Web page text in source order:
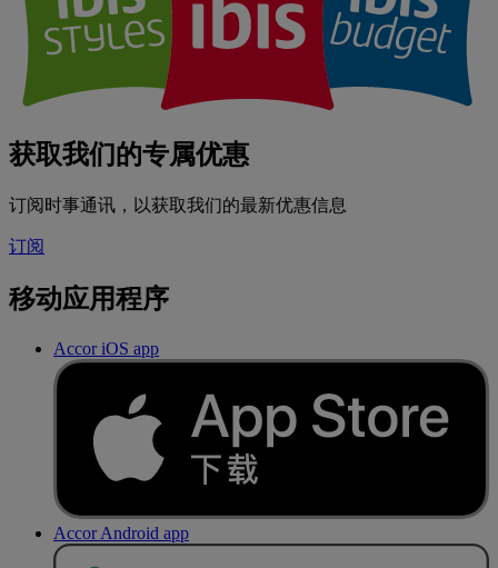
获取我们的专属优惠
订阅时事通讯，以获取我们的最新优惠信息
订阅
移动应用程序
Accor iOS app
Accor Android app